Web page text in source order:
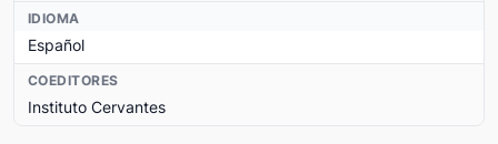
IDIOMA
Español
COEDITORES
Instituto Cervantes